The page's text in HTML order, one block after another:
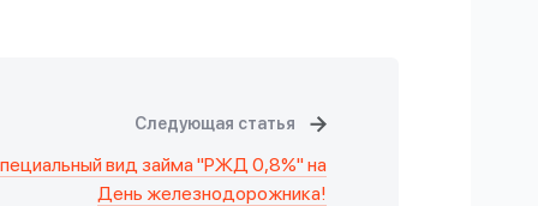
Следующая статья
вид займа "РЖД 0,8%" на
День железнодорожника!